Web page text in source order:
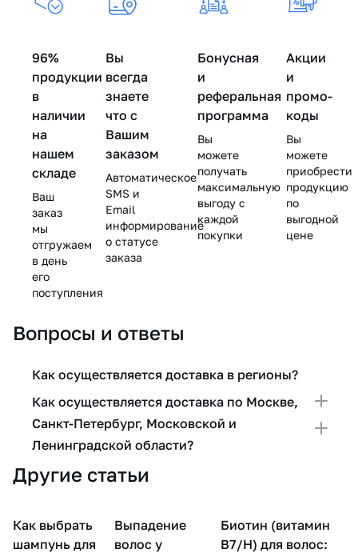
Genosys
300
(Дермахил),
(Мезофория)
Skinasil
(Скинасил)
- 2 мл
Баум)
мл
96%
продукции
в
наличии
на
нашем
складе
Ваш
заказ
мы
отгружаем
в день
его
поступления
Вы
всегда
знаете
что с
Вашим
заказом
Автоматическое
SMS и
Email
информирование
о статусе
заказа
Бонусная
и
реферальная
программа
Вы
можете
получать
максимальную
выгоду с
каждой
покупки
Акции
и
промо-
коды
Вы
можете
приобрести
продукцию
по
выгодной
цене
Вопросы и ответы
Как осуществляется доставка в регионы?
Как осуществляется доставка по Москве,
Санкт-Петербург, Московской и
Ленинградской области?
Другие статьи
Уход за
волосами
Как выбрать
шампунь для
Уход за
волосами
Выпадение
волос у
Уход за волосами
Биотин (витамин
В7/H) для волос: